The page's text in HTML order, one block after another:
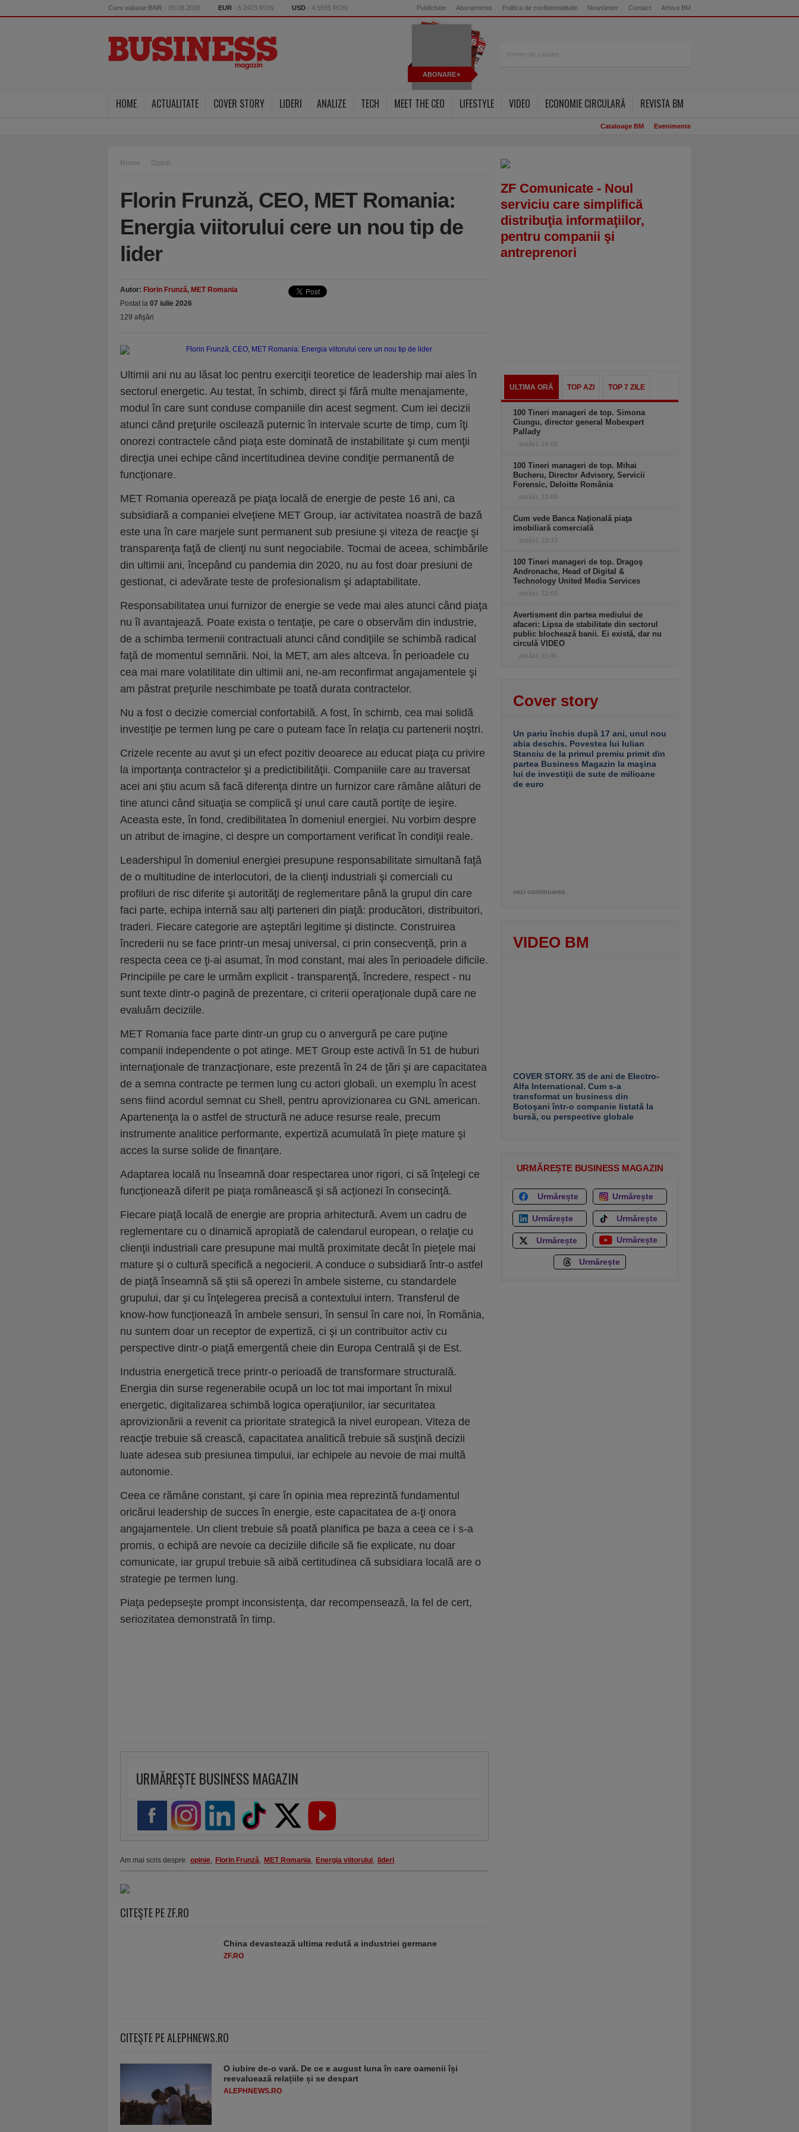
Curs valutar BNR - 09.08.2026 EUR - 5.2473 RON USD - 4.5595 RON Publicitate Abonamente Politica de confidentialitate Newsletter Contact Arhiva BM
ABONARE
HOME ACTUALITATE COVER STORY LIDERI ANALIZE TECH MEET THE CEO LIFESTYLE VIDEO ECONOMIE CIRCULARĂ REVISTA BM
Cataloage BM Evenimente
Home Opinii
Florin Frunză, CEO, MET Romania:
Energia viitorului cere un nou tip de
lider
Autor: Florin Frunză, MET Romania
Postat la 07 iulie 2026
129 afişări
Ultimii ani nu au lăsat loc pentru exerciţii teoretice de leadership mai ales în
sectorul energetic. Au testat, în schimb, direct şi fără multe menajamente,
modul în care sunt conduse companiile din acest segment. Cum iei decizii
atunci când preţurile oscilează puternic în intervale scurte de timp, cum îţi
onorezi contractele când piaţa este dominată de instabilitate şi cum menţii
direcţia unei echipe când incertitudinea devine condiţie permanentă de
funcţionare.
MET Romania operează pe piaţa locală de energie de peste 16 ani, ca
subsidiară a companiei elveţiene MET Group, iar activitatea noastră de bază
este una în care marjele sunt permanent sub presiune şi viteza de reacţie şi
transparenţa faţă de clienţi nu sunt negociabile. Tocmai de aceea, schimbările
din ultimii ani, începând cu pandemia din 2020, nu au fost doar presiuni de
gestionat, ci adevărate teste de profesionalism şi adaptabilitate.
Responsabilitatea unui furnizor de energie se vede mai ales atunci când piaţa
nu îl avantajează. Poate exista o tentaţie, pe care o observăm din industrie,
de a schimba termenii contractuali atunci când condiţiile se schimbă radical
faţă de momentul semnării. Noi, la MET, am ales altceva. În perioadele cu
cea mai mare volatilitate din ultimii ani, ne-am reconfirmat angajamentele şi
am păstrat preţurile neschimbate pe toată durata contractelor.
Nu a fost o decizie comercial confortabilă. A fost, în schimb, cea mai solidă
investiţie pe termen lung pe care o puteam face în relaţia cu partenerii noştri.
Crizele recente au avut şi un efect pozitiv deoarece au educat piaţa cu privire
la importanţa contractelor şi a predictibilităţii. Companiile care au traversat
acei ani ştiu acum să facă diferenţa dintre un furnizor care rămâne alături de
tine atunci când situaţia se complică şi unul care caută portiţe de ieşire.
Aceasta este, în fond, credibilitatea în domeniul energiei. Nu vorbim despre
un atribut de imagine, ci despre un comportament verificat în condiţii reale.
Leadershipul în domeniul energiei presupune responsabilitate simultană faţă
de o multitudine de interlocutori, de la clienţi industriali şi comerciali cu
profiluri de risc diferite şi autorităţi de reglementare până la grupul din care
faci parte, echipa internă sau alţi parteneri din piaţă: producători, distribuitori,
traderi. Fiecare categorie are aşteptări legitime şi distincte. Construirea
încrederii nu se face printr-un mesaj universal, ci prin consecvenţă, prin a
respecta ceea ce ţi-ai asumat, în mod constant, mai ales în perioadele dificile.
Principiile pe care le urmăm explicit - transparenţă, încredere, respect - nu
sunt texte dintr-o pagină de prezentare, ci criterii operaţionale după care ne
evaluăm deciziile.
MET Romania face parte dintr-un grup cu o anvergură pe care puţine
companii independente o pot atinge. MET Group este activă în 51 de huburi
internaţionale de tranzacţionare, este prezentă în 24 de ţări şi are capacitatea
de a semna contracte pe termen lung cu actori globali, un exemplu în acest
sens fiind acordul semnat cu Shell, pentru aprovizionarea cu GNL american.
Apartenenţa la o astfel de structură ne aduce resurse reale, precum
instrumente analitice performante, expertiză acumulată în pieţe mature şi
acces la surse solide de finanţare.
Adaptarea locală nu înseamnă doar respectarea unor rigori, ci să înţelegi ce
funcţionează diferit pe piaţa românească şi să acţionezi în consecinţă.
Fiecare piaţă locală de energie are propria arhitectură. Avem un cadru de
reglementare cu o dinamică apropiată de calendarul european, o relaţie cu
clienţii industriali care presupune mai multă proximitate decât în pieţele mai
mature şi o cultură specifică a negocierii. A conduce o subsidiară într-o astfel
de piaţă înseamnă să ştii să operezi în ambele sisteme, cu standardele
grupului, dar şi cu înţelegerea precisă a contextului intern. Transferul de
know-how funcţionează în ambele sensuri, în sensul în care noi, în România,
nu suntem doar un receptor de expertiză, ci şi un contribuitor activ cu
perspective dintr-o piaţă emergentă cheie din Europa Centrală şi de Est.
Industria energetică trece printr-o perioadă de transformare structurală.
Energia din surse regenerabile ocupă un loc tot mai important în mixul
energetic, digitalizarea schimbă logica operaţiunilor, iar securitatea
aprovizionării a revenit ca prioritate strategică la nivel european. Viteza de
reacţie trebuie să crească, capacitatea analitică trebuie să susţină decizii
luate adesea sub presiunea timpului, iar echipele au nevoie de mai multă
autonomie.
Ceea ce rămâne constant, şi care în opinia mea reprezintă fundamentul
oricărui leadership de succes în energie, este capacitatea de a-ţi onora
angajamentele. Un client trebuie să poată planifica pe baza a ceea ce i s-a
promis, o echipă are nevoie ca deciziile dificile să fie explicate, nu doar
comunicate, iar grupul trebuie să aibă certitudinea că subsidiara locală are o
strategie pe termen lung.
Piaţa pedepseşte prompt inconsistenţa, dar recompensează, la fel de cert,
seriozitatea demonstrată în timp.
URMĂREȘTE BUSINESS MAGAZIN
Am mai scris despre: opinie, Florin Frunză, MET Romania, Energia viitorului, lideri
CITEŞTE PE ZF.RO
China devastează ultima redută a industriei germane
ZF.RO
CITEŞTE PE ALEPHNEWS.RO
O iubire de-o vară. De ce e august luna în care oamenii își
reevaluează relațiile și se despart
ALEPHNEWS.RO
ZF Comunicate - Noul
serviciu care simplifică
distribuţia informaţiilor,
pentru companii şi
antreprenori
ULTIMA ORĂ TOP AZI TOP 7 ZILE
100 Tineri manageri de top. Simona
Ciungu, director general Mobexpert
Pallady
astăzi, 14:00
100 Tineri manageri de top. Mihai
Bucheru, Director Advisory, Servicii
Forensic, Deloitte România
astăzi, 13:00
Cum vede Banca Naţională piaţa
imobiliară comercială
astăzi, 12:33
100 Tineri manageri de top. Dragoş
Andronache, Head of Digital &
Technology United Media Services
astăzi, 12:00
Avertisment din partea mediului de
afaceri: Lipsa de stabilitate din sectorul
public blochează banii. Ei există, dar nu
circulă VIDEO
astăzi, 11:46
Cover story
Un pariu închis după 17 ani, unul nou
abia deschis. Povestea lui Iulian
Stanciu de la primul premiu primit din
partea Business Magazin la maşina
lui de investiţii de sute de milioane
de euro
vezi continuarea
VIDEO BM
COVER STORY. 35 de ani de Electro-
Alfa International. Cum s-a
transformat un business din
Botoşani într-o companie listată la
bursă, cu perspective globale
URMĂREȘTE BUSINESS MAGAZIN
Urmărește Urmărește
Urmărește Urmărește
Urmărește Urmărește
Urmărește